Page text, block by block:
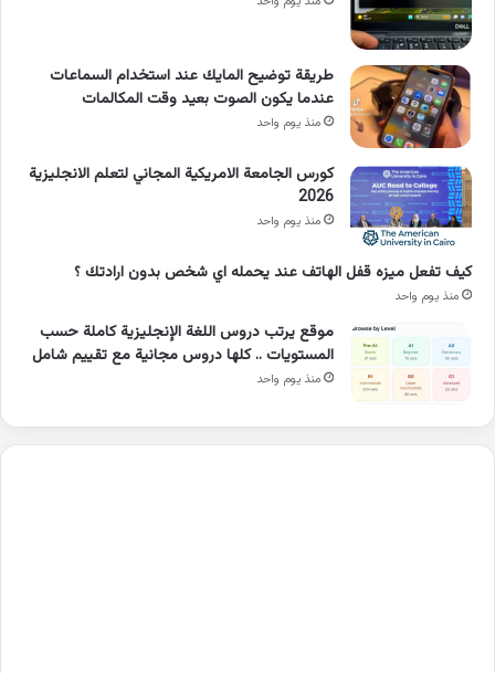
طريقة توضيح المايك عند استخدام السماعات
عندما يكون الصوت بعيد وقت المكالمات
منذ يوم واحد
كورس الجامعة الامريكية المجاني لتعلم الانجليزية
2026
منذ يوم واحد
كيف تفعل ميزه قفل الهاتف عند يحمله اي شخص بدون ارادتك ؟
منذ يوم واحد
موقع يرتب دروس اللغة الإنجليزية كاملة حسب
المستويات .. كلها دروس مجانية مع تقييم شامل
منذ يوم واحد